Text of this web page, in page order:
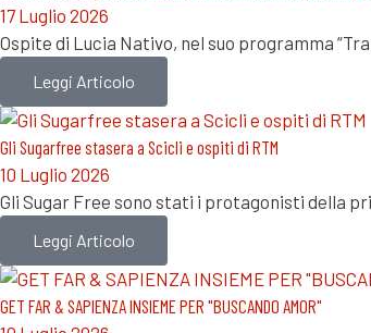
17 Luglio 2026
Ospite di Lucia Nativo, nel suo programma
Leggi Articolo
Gli Sugarfree stasera a Scicli e ospiti di RTM
10 Luglio 2026
Gli Sugar Free sono stati i protagonisti della
Leggi Articolo
GET FAR & SAPIENZA INSIEME PER "BUSCANDO AMOR"